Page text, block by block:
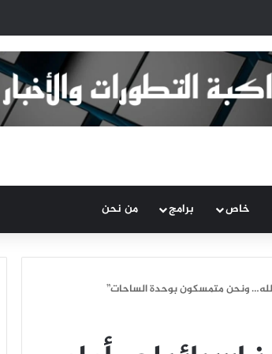
خاص برامج من نحن
ونحن متمسكون بوحدة الساحات”